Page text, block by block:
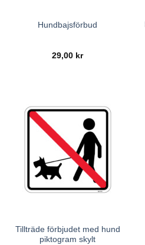
Hundbajsförbud
29,00 kr
Tillträde förbjudet med hund
piktogram skylt